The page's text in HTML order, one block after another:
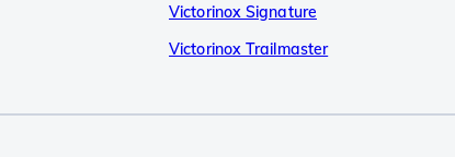
Victorinox Signature
Victorinox Trailmaster